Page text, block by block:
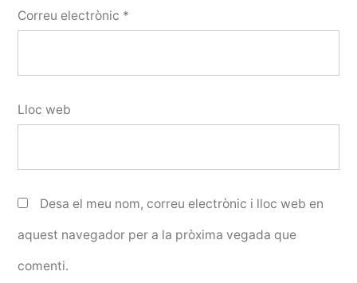
Correu electrònic *
Lloc web
Desa el meu nom, correu electrònic i lloc web en
aquest navegador per a la pròxima vegada que
comenti.